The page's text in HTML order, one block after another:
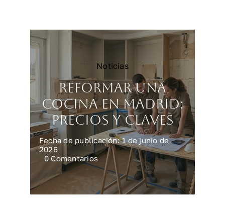
Noticias
Reformar una
cocina en Madrid:
precios y claves
Fecha de publicación: 1 de junio de
2026
0 Comentarioson
Reformar
una
cocina
en